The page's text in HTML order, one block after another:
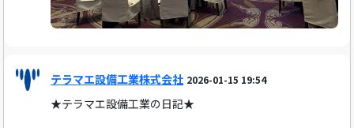
テラマエ設備工業株式会社 2026-01-15 19:54
★テラマエ設備工業の日記★